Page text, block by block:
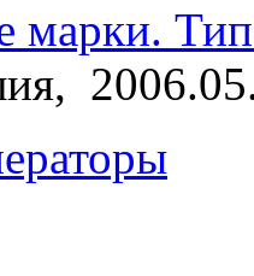
марки.